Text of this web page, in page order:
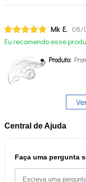
Mk E. 08/
Eu recomendo esse
Produto:
Central de Ajuda
Faça uma pergunta